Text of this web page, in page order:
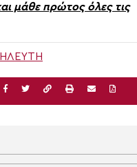
μάθε πρώτος όλες τις